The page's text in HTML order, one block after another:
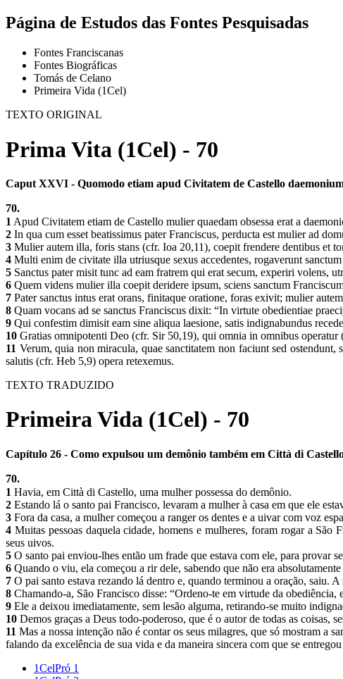
Página de Estudos das Fontes Pesquisadas
Fontes Franciscanas
Fontes Biográficas
Tomás de Celano
Primeira Vida (1Cel)
TEXTO ORIGINAL
Prima Vita (1Cel) - 70
Caput XXVI - Quomodo etiam apud Civitatem de Castello
70.
1 Apud Civitatem etiam de Castello mulier quaedam obsessa erat a
2 In qua cum esset beatissimus pater Franciscus, perducta est mulier ad
3 Mulier autem illa, foris stans (cfr. Ioa 20,11), coepit frendere dentibus et
4 Multi enim de civitate illa utriusque sexus accedentes, rogaverunt
5 Sanctus pater misit tunc ad eam fratrem qui erat secum, experiri volens,
6 Quem videns mulier illa coepit deridere ipsum, sciens sanctum
7 Pater sanctus intus erat orans, finitaque oratione, foras exivit; mulier
8 Quam vocans ad se sanctus Franciscus dixit: “In virtute obedientiae
9 Qui confestim dimisit eam sine aliqua laesione, satis indignabundus
10 Gratias omnipotenti Deo (cfr. Sir 50,19), qui omnia in omnibus operatur
11 Verum, quia non miracula, quae sanctitatem non faciunt sed
salutis (cfr. Heb 5,9) opera retexemus.
TEXTO TRADUZIDO
Primeira Vida (1Cel) - 70
Capítulo 26 - Como expulsou um demônio também em Città di
70.
1 Havia, em Città di Castello, uma mulher possessa do demônio.
2 Estando lá o santo pai Francisco, levaram a mulher à casa em que ele
3 Fora da casa, a mulher começou a ranger os dentes e a uivar com voz
4 Muitas pessoas daquela cidade, homens e mulheres, foram rogar a
seus uivos.
5 O santo pai enviou-lhes então um frade que estava com ele, para provar
6 Quando o viu, ela começou a rir dele, sabendo que não era
7 O pai santo estava rezando lá dentro e, quando terminou a oração, saiu.
8 Chamando-a, São Francisco disse: “Ordeno-te em virtude da obediência,
9 Ele a deixou imediatamente, sem lesão alguma, retirando-se muito
10 Demos graças a Deus todo-poderoso, que é o autor de todas as coisas,
11 Mas a nossa intenção não é contar os seus milagres, que só mostram a
falando da excelência de sua vida e da maneira sincera com que se
1CelPró 1